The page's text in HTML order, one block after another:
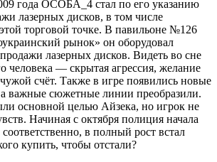
года ОСОБА_4 стал по его указанию
лазерных дисков, в том числе
торговой точке. В павильоне №126
рынок» он оборудовал
лазерных дисков. Видеть во сне
человека — скрытая агрессия, желание
чужой счёт. Также в игре появились новые
важные сюжетные линии преобразили.
основной целью Айзека, но игрок не
Начиная с октября полиция начала
в полный рост встал
купить, чтобы отстали?